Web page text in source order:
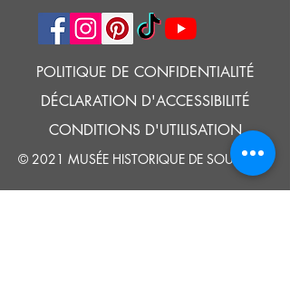
POLITIQUE DE CONFIDENTIALITÉ
DÉCLARATION D'ACCESSIBILITÉ
CONDITIONS D'UTILISATION
© 2021 MUSÉE HISTORIQUE DE SOUTHOLD